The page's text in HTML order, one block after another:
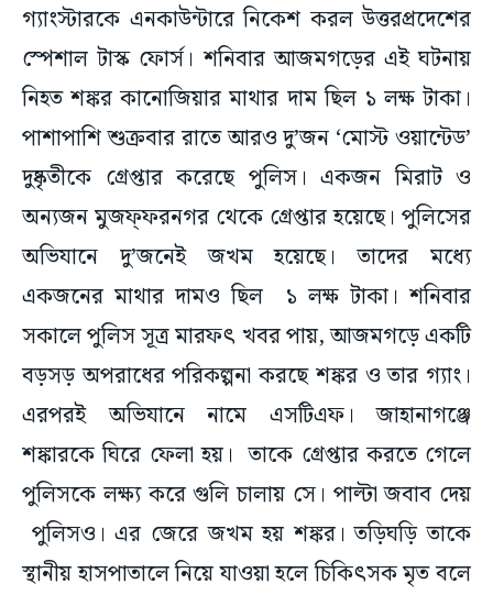
গ্যাংস্টারকে এনকাউন্টারে নিকেশ করল উত্তরপ্রদেশের
স্পেশাল টাস্ক ফোর্স। শনিবার আজমগড়ের এই ঘটনায়
নিহত শঙ্কর কানোজিয়ার মাথার দাম ছিল ১ লক্ষ টাকা।
পাশাপাশি শুক্রবার রাতে আরও দু’জন ‘মোস্ট ওয়ান্টেড’
দুষ্কৃতীকে গ্রেপ্তার করেছে পুলিস। একজন মিরাট ও
অন্যজন মুজফ্ফরনগর থেকে গ্রেপ্তার হয়েছে। পুলিসের
অভিযানে দু’জনেই জখম হয়েছে। তাদের মধ্যে
একজনের মাথার দামও ছিল ১ লক্ষ টাকা। শনিবার
সকালে পুলিস সূত্র মারফৎ খবর পায়, আজমগড়ে একটি
বড়সড় অপরাধের পরিকল্পনা করছে শঙ্কর ও তার গ্যাং।
এরপরই অভিযানে নামে এসটিএফ। জাহানাগঞ্জে
শঙ্কারকে ঘিরে ফেলা হয়। তাকে গ্রেপ্তার করতে গেলে
পুলিসকে লক্ষ্য করে গুলি চালায় সে। পাল্টা জবাব দেয়
পুলিসও। এর জেরে জখম হয় শঙ্কর। তড়িঘড়ি তাকে
স্থানীয় হাসপাতালে নিয়ে যাওয়া হলে চিকিৎসক মৃত বলে